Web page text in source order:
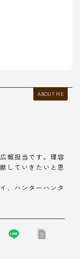
ABOUT ME
報担当です。理容
していきたいと思
、ハンターハンタ